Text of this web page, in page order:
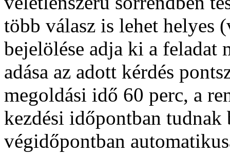
több válasz is lehet helyes
bejelölése adja ki a feladat
adása az adott kérdés
megoldási idő 60 perc, a
kezdési időpontban tudnak
végidőpontban